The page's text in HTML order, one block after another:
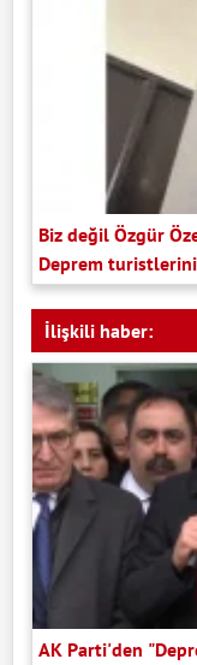
Biz değil Özgür
Deprem
İlişkili haber:
AK Parti'den